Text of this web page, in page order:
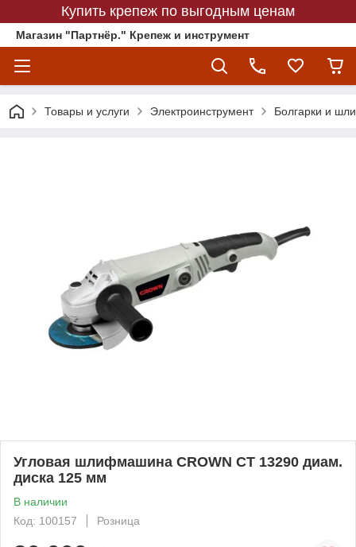
Купить крепеж по выгодным ценам
Магазин "Партнёр." Крепеж и инструмент
Товары и услуги Электроинструмент Болгарки и
Угловая шлифмашина CROWN CT 13290 диам.
диска 125 мм
В наличии
Код: 100157
Розница